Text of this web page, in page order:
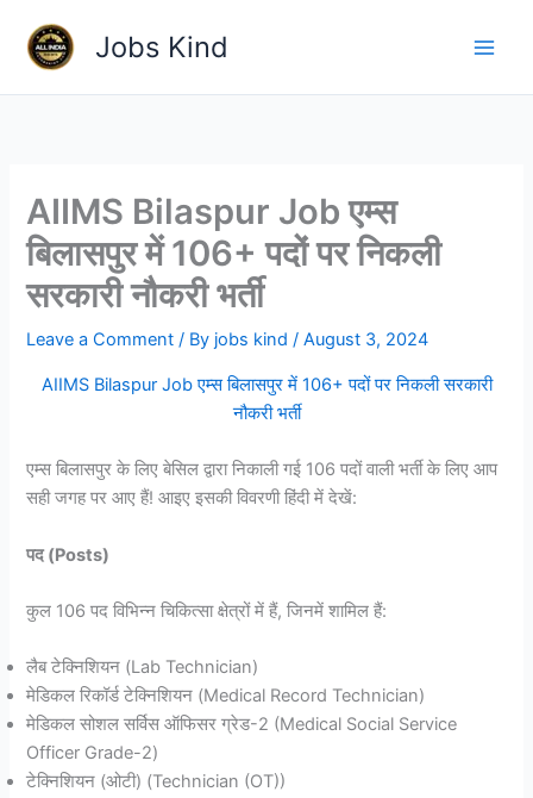
content
Jobs Kind
AIIMS Bilaspur Job एम्स
बिलासपुर में 106+ पदों पर निकली
सरकारी नौकरी भर्ती
Leave a Comment / By jobs kind/August 3, 2024
AIIMS Bilaspur Job एम्स बिलासपुर में 106+ पदों पर निकली सरकारी
नौकरी भर्ती
एम्स बिलासपुर के लिए बेसिल द्वारा निकाली गई 106 पदों वाली भर्ती के लिए आप
सही जगह पर आए हैं! आइए इसकी विवरणी हिंदी में देखें:
पद (Posts)
कुल 106 पद विभिन्न चिकित्सा क्षेत्रों में हैं, जिनमें शामिल हैं:
लैब टेक्निशियन (Lab Technician)
मेडिकल रिकॉर्ड टेक्निशियन (Medical Record Technician)
मेडिकल सोशल सर्विस ऑफिसर ग्रेड-2 (Medical Social Service
Officer Grade-2)
टेक्निशियन (ओटी) (Technician (OT))